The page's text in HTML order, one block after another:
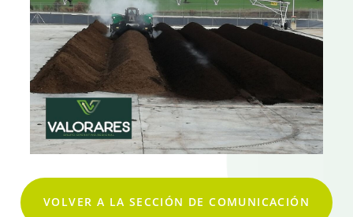
VOLVER A LA SECCIÓN DE COMUNICACIÓN